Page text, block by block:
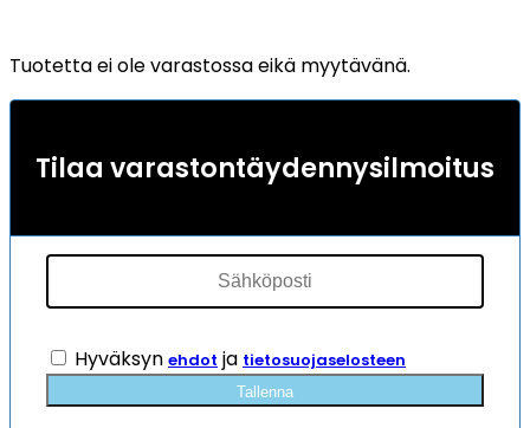
Tuotetta ei ole varastossa eikä myytävänä.
Tilaa varastontäydennysilmoitus
Hyväksyn ehdot ja tietosuojaselosteen
Tallenna